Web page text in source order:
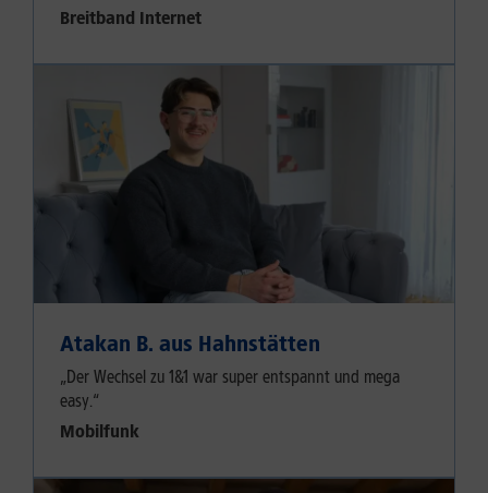
Breitband Internet
Atakan B. aus Hahnstätten
„Der Wechsel zu 1&1 war super entspannt und mega
easy.“
Mobilfunk